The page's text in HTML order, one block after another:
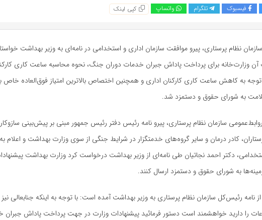
فیسبوک تلگرام واتساپ کپی لینک
نظام پرستاری، پیرو موافقت سازمان اداری و استخدامی در نامه‌ای به وزیر بهداشت
آن وزارت‌خانه برای پرداخت پاداش جبران خدمات دوران جنگ، نحوه محاسبه ساعت کاری
به کاهش ساعت کاری کارکنان اداری و همچنین اختصاص بالاترین امتیاز فوق‌العاده خاص
به شورای حقوق و دستمزد شد.
سازمان نظام پرستاری، پیرو نامه رئیس دفتر رئیس جمهور مبنی بر پیش‌بینی
کادر درمان و سایر گروه‌های خدمتگزار در شرایط جنگی از سوی وزارت بهداشت و اعلام
دکتر احمد نجاتیان طی نامه‌ای از وزیر بهداشت درخواست کرد وزارت بهداشت
به شورای حقوق و دستمزد ارسال کنند.
نامه رئیس‌کل سازمان نظام پرستاری به وزیر بهداشت آمده است: با توجه به اینکه جنابعالی
را دارید خواهشمند است دستور فرمائید پیشنهادات وزارت در جهت پرداخت پاداش جبران